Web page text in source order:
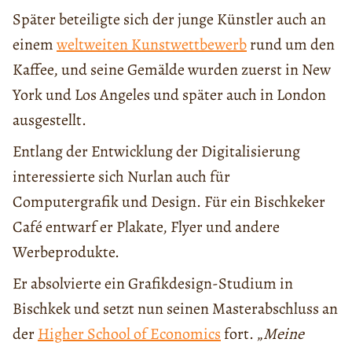
Später beteiligte sich der junge Künstler auch an
einemweltweiten Kunstwettbewerbrund um den
Kaffee, und seine Gemälde wurden zuerst in New
York und Los Angeles und später auch in London
ausgestellt.
Entlang der Entwicklung der Digitalisierung
interessierte sich Nurlan auch für
Computergrafik und Design. Für ein Bischkeker
Café entwarf er Plakate, Flyer und andere
Werbeprodukte.
Er absolvierte ein Grafikdesign-Studium in
Bischkek und setzt nun seinen Masterabschluss an
derHigher School of Economicsfort. „Meine